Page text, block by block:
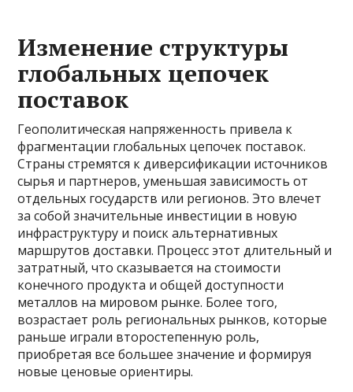
Изменение структуры
глобальных цепочек
поставок
Геополитическая напряженность привела к
фрагментации глобальных цепочек поставок.
Страны стремятся к диверсификации источников
сырья и партнеров, уменьшая зависимость от
отдельных государств или регионов. Это влечет
за собой значительные инвестиции в новую
инфраструктуру и поиск альтернативных
маршрутов доставки. Процесс этот длительный и
затратный, что сказывается на стоимости
конечного продукта и общей доступности
металлов на мировом рынке. Более того,
возрастает роль региональных рынков, которые
раньше играли второстепенную роль,
приобретая все большее значение и формируя
новые ценовые ориентиры.